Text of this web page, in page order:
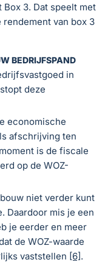
3. Dat speelt met
van box 3
BEDRIJFSPAND
in
deze
economische
afschrijving ten
is de fiscale
op de WOZ-
niet verder kunt
Daardoor mis je een
je eerder en meer
de WOZ-waarde
vaststellen [6].